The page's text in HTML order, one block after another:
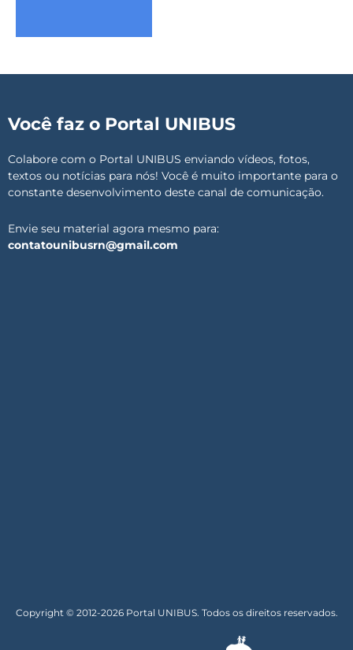
Você faz o Portal UNIBUS
Colabore com o Portal UNIBUS enviando vídeos, fotos,
textos ou notícias para nós! Você é muito importante para o
constante desenvolvimento deste canal de comunicação.
Envie seu material agora mesmo para:
contatounibusrn@gmail.com
Copyright © 2012-2026 Portal UNIBUS. Todos os direitos reservados.